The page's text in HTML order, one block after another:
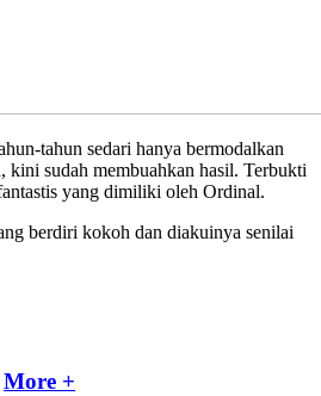
tahun sedari hanya bermodalkan
kini sudah membuahkan hasil. Terbukti
yang dimiliki oleh Ordinal.
berdiri kokoh dan diakuinya senilai
More +